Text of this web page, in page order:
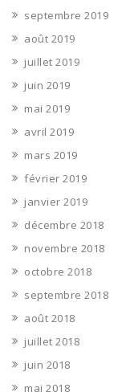
septembre 2019
août 2019
juillet 2019
juin 2019
mai 2019
avril 2019
mars 2019
février 2019
janvier 2019
décembre 2018
novembre 2018
octobre 2018
septembre 2018
août 2018
juillet 2018
juin 2018
mai 2018